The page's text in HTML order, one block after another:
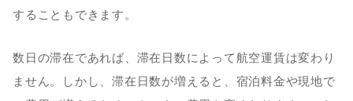
することもできます。
数日の滞在であれば、滞在日数によって航空運賃は変わり
ません。しかし、滞在日数が増えると、宿泊料金や現地で